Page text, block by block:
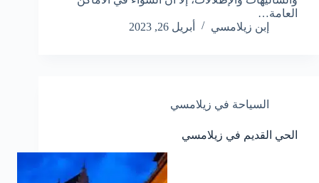
العامة…
إبن زيلامسي
أبريل 26, 2023
السياحة في زيلامسي
الحي القديم في زيلامسي